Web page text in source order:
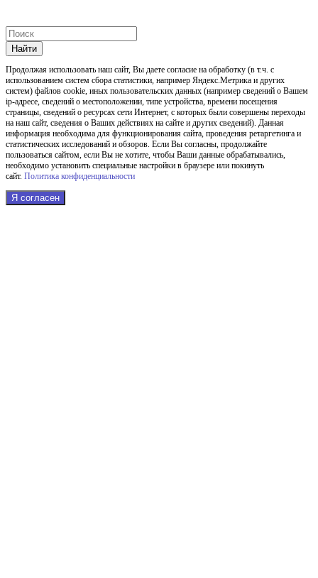
Найти
Продолжая использовать наш cайт, Вы даете согласие на обработку (в т.ч. с
использованием систем сбора статистики, например Яндекс.Метрика и других
систем) файлов cookie, иных пользовательских данных (например сведений о Вашем
ip-адресе, сведений о местоположении, типе устройства, времени посещения
страницы, сведений о ресурсах сети Интернет, с которых были совершены переходы
на наш сайт, сведения о Ваших действиях на сайте и других сведений). Данная
информация необходима для функционирования сайта, проведения ретаргетинга и
статистических исследований и обзоров. Если Вы согласны, продолжайте
пользоваться сайтом, если Вы не хотите, чтобы Ваши данные обрабатывались,
необходимо установить специальные настройки в браузере или покинуть
сайт. Политика конфиденциальности
Я согласен